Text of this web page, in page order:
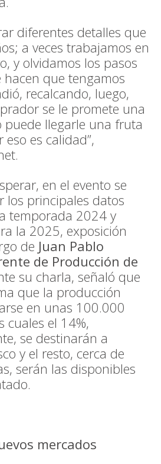
diferentes detalles que
a veces trabajamos en
y olvidamos los pasos
que tengamos
recalcando, luego,
se le promete una
puede llegarle una fruta
eso es calidad”,
en el evento se
los principales datos
temporada 2024 y
la 2025, exposición
de Juan Pablo
de Producción de
su charla, señaló que
que la producción
en unas 100.000
cuales el 14%,
se destinarán a
y el resto, cerca de
serán las disponibles
mercados